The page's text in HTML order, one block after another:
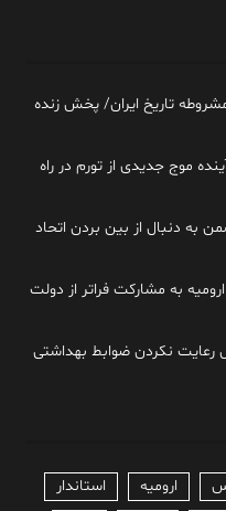
تاریخ ایران/ پخش زنده
موج جدیدی از تورم در راه
به دنبال از بین بردن اتحاد
به مشارکت فراتر از دولت
ارومیه
استاندار